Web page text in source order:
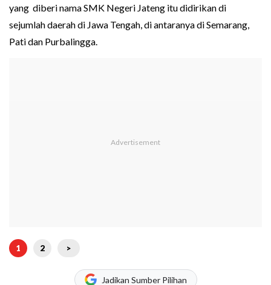
yang diberi nama SMK Negeri Jateng itu didirikan di
sejumlah daerah di Jawa Tengah, di antaranya di Semarang,
Pati dan Purbalingga.
1 2 >
Jadikan Sumber Pilihan